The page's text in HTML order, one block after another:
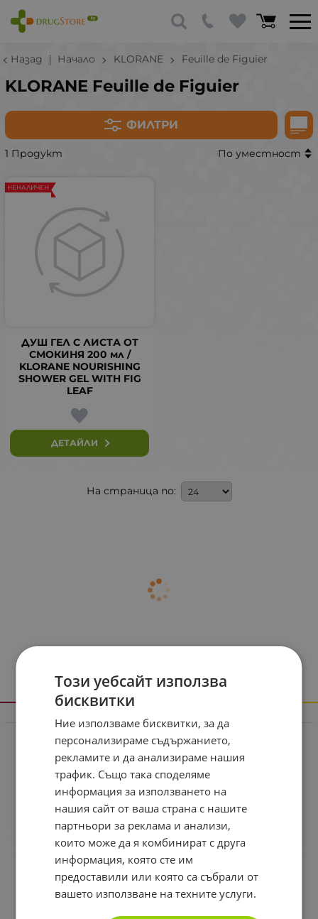
Назад Начало KLORANE Feuille de Figuier
KLORANE Feuille de Figuier
ФИЛТРИ
1 Продукт По уместност
ДУШ ГЕЛ С ЛИСТА ОТ
СМОКИНЯ 200 мл /
KLORANE NOURISHING
SHOWER GEL WITH FIG
LEAF
ДЕТАЙЛИ
НЕНАЛИЧЕН
На страница по:
Информация
Реклама в drugstore.bg
Доставка и плащане
Общи условия за ползване
Политиката за поверителност
Политика за използване на бисквитки
При възникване на спор, свързан с покупка онлайн,
можете да ползвате сайта ОРС
Вашите права
Този уебсайт използва
бисквитки
Ние използваме бисквитки, за да
персонализираме съдържанието,
рекламите и да анализираме нашия
трафик. Също така споделяме
информация за използването на
нашия сайт от ваша страна с нашите
партньори за реклама и анализи,
които може да я комбинират с друга
информация, която сте им
предоставили или която са събрали от
вашето използване на техните услуги.